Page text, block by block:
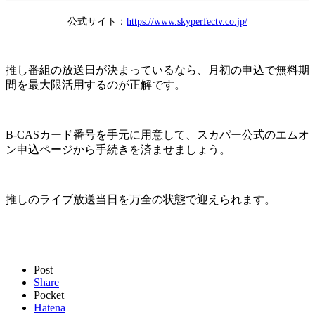
公式サイト： https://www.skyperfectv.co.jp/
推し番組の放送日が決まっているなら、月初の申込で無料期
間を最大限活用するのが正解です。
B-CASカード番号を手元に用意して、スカパー公式のエムオ
ン申込ページから手続きを済ませましょう。
推しのライブ放送当日を万全の状態で迎えられます。
Post
Share
Pocket
Hatena